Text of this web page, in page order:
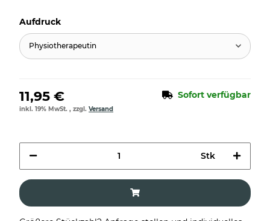
Aufdruck
Physiotherapeutin
11,95 € Sofort verfügbar
inkl. 19% MwSt. , zzgl. Versand
Stk